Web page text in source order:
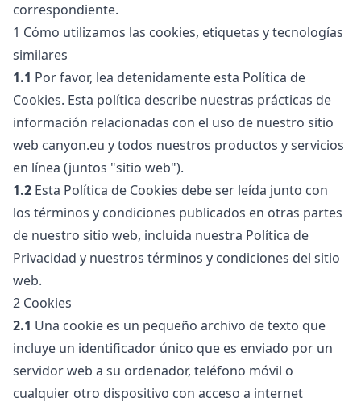
correspondiente.
1 Cómo utilizamos las cookies, etiquetas y tecnologías
similares
1.1 Por favor, lea detenidamente esta Política de
Cookies. Esta política describe nuestras prácticas de
información relacionadas con el uso de nuestro sitio
web canyon.eu y todos nuestros productos y servicios
en línea (juntos "sitio web").
1.2 Esta Política de Cookies debe ser leída junto con
los términos y condiciones publicados en otras partes
de nuestro sitio web, incluida nuestra Política de
Privacidad y nuestros términos y condiciones del sitio
web.
2 Cookies
2.1 Una cookie es un pequeño archivo de texto que
incluye un identificador único que es enviado por un
servidor web a su ordenador, teléfono móvil o
cualquier otro dispositivo con acceso a internet